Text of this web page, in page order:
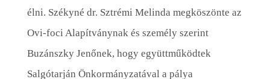
élni. Székyné dr. Sztrémi Melinda megköszönte az
Ovi-foci Alapítványnak és személy szerint
Buzánszky Jenőnek, hogy együttműködtek
Salgótarján Önkormányzatával a pálya